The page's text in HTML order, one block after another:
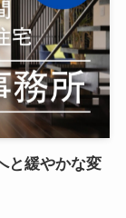
と緩やかな変